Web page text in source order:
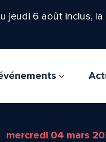
6 août inclus,
mercredi 04 mars